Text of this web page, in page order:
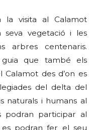
la visita al Calamot
seva vegetació i les
arbres centenaris.
que també els
des d’on es
del delta del
naturals i humans al
podran participar al
es podran fer el seu